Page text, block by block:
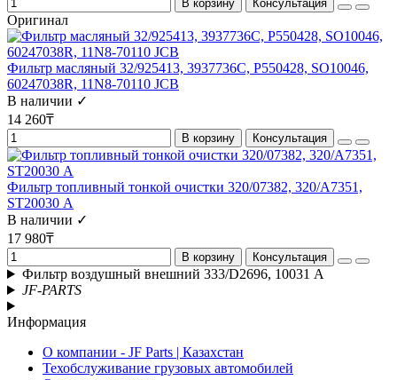
В корзину Консультация
Оригинал
Фильтр масляный 32/925413, 3937736C, P550428, SO10046,
60247038R, 11N8-70110 JCB
В наличии ✓
14 260₸
В корзину Консультация
Фильтр топливный тонкой очистки 320/07382, 320/A7351,
ST20030 А
В наличии ✓
17 980₸
В корзину Консультация
Фильтр воздушный внешний 333/D2696, 10031 А
JF-PARTS
Информация
О компании - JF Parts | Казахстан
Техобслуживание грузовых автомобилей